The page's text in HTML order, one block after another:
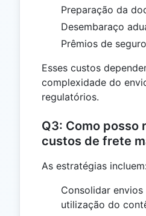
Preparação da
Desembaraço
Prêmios de seguro
Esses custos
complexidade do
regulatórios.
Q3: Como posso
custos de frete
As estratégias
Consolidar
utilização do